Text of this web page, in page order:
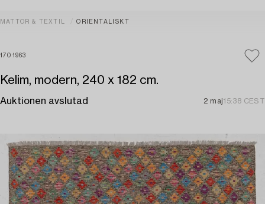
MATTOR & TEXTIL ORIENTALISKT
1701963
Kelim, modern, 240 x 182 cm.
Auktionen avslutad 2 maj15:38 CEST